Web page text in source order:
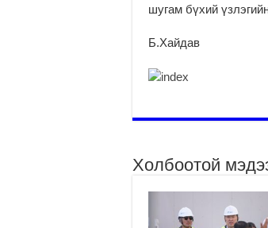
шугам бүхий
Б.Хайдав
Холбоотой